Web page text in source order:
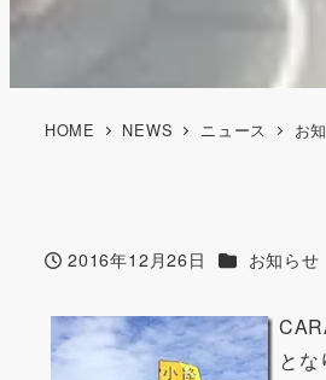
HOME NEWS ニュース お
投稿日
2016年12月26日 カテゴリー
お知らせ
とな